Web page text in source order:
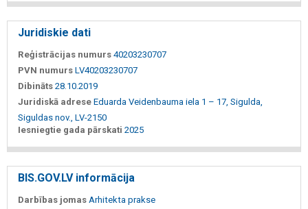
Juridiskie dati
Reģistrācijas numurs 40203230707
PVN numurs LV40203230707
Dibināts 28.10.2019
Juridiskā adrese Eduarda Veidenbauma iela 1 – 17, Sigulda,
Siguldas nov., LV-2150
Iesniegtie gada pārskati 2025
BIS.GOV.LV informācija
Darbības jomas Arhitekta prakse